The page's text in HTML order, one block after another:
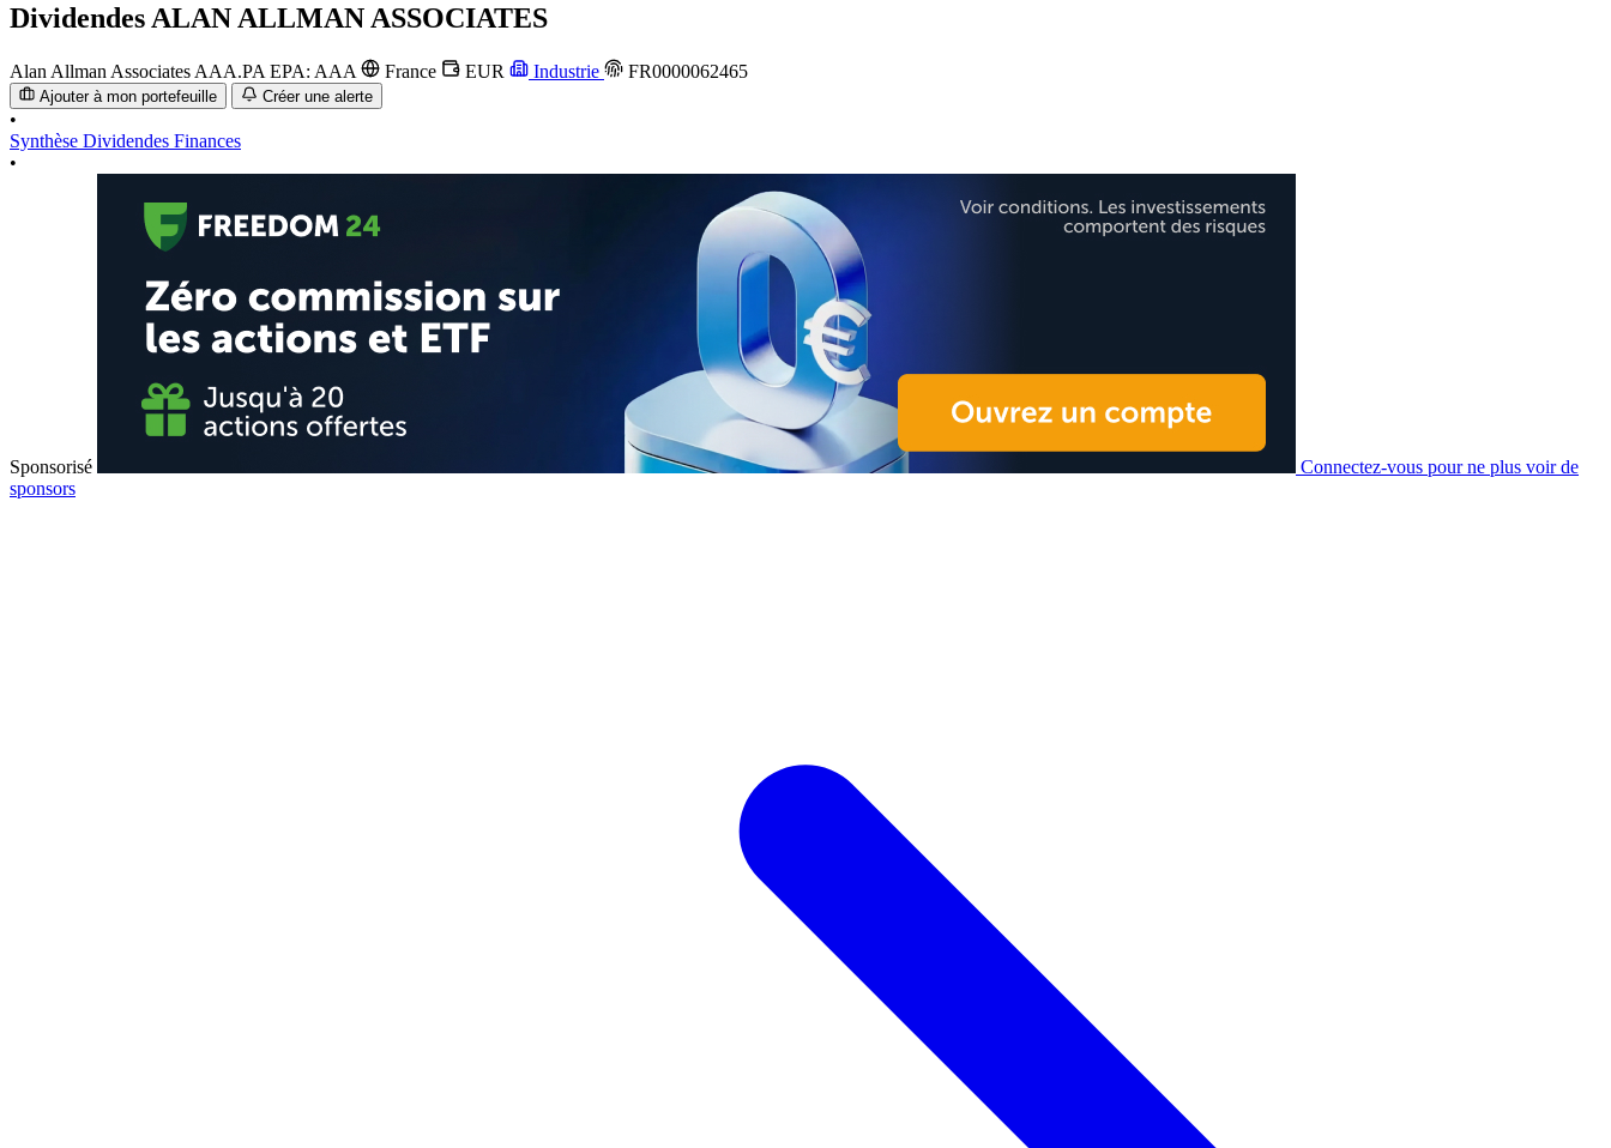
Dividendes ALAN ALLMAN ASSOCIATES
Alan Allman Associates AAA.PA EPA: AAA France EUR Industrie FR0000062465
Ajouter à mon portefeuille Créer une alerte
•
Synthèse Dividendes Finances
•
Sponsorisé
Connectez-vous pour ne plus voir de
sponsors